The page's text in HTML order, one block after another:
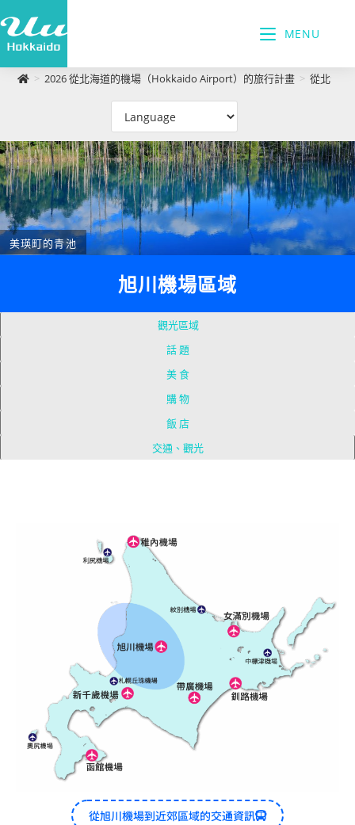
MENU
> 2026 從北海道的機場（Hokkaido Airport）的旅行計畫 > 從北海
美瑛町的青池
旭川機場區域
觀光區域
話 題
美 食
購 物
飯 店
交通、觀光
從旭川機場到近郊區域的交通資訊